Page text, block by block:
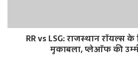
RR vs LSG: राजस्थान रॉयल्स के
मुकाबला, प्लेऑफ की